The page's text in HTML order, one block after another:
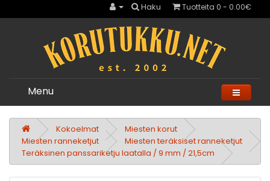
Haku Tuotteita 0 - 0.00€
Menu
Kokoelmat
Miesten korut
Miesten ranneketjut
Miesten teräksiset ranneketjut
Teräksinen panssariketju laatalla / 9 mm / 21,5cm